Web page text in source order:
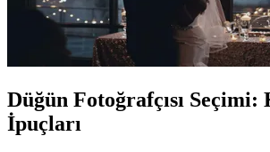
Düğün Fotoğrafçısı
İpuçları